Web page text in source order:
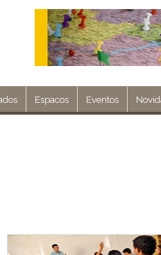
Espacos Eventos